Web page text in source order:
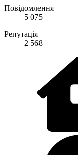
Повідомлення
5 075
Репутація
2 568